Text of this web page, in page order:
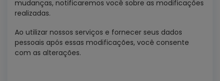
mudanças, notificaremos você sobre as modificações
realizadas.
Ao utilizar nossos serviços e fornecer seus dados
pessoais após essas modificações, você consente
com as alterações.